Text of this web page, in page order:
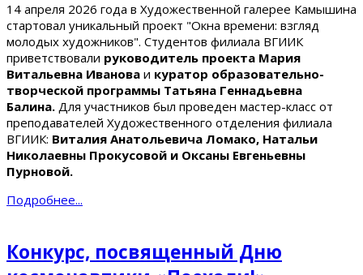
14 апреля 2026 года в Художественной галерее Камышина
стартовал уникальный проект "Окна времени: взгляд
молодых художников". Студентов филиала ВГИИК
приветствовали руководитель проекта Мария
Витальевна Иванова и куратор образовательно-
творческой программы Татьяна Геннадьевна
Балина. Для участников был проведен мастер-класс от
преподавателей Художественного отделения филиала
ВГИИК: Виталия Анатольевича Ломако, Натальи
Николаевны Прокусовой и Оксаны Евгеньевны
Пурновой.
Подробнее...
Конкурс, посвященный Дню